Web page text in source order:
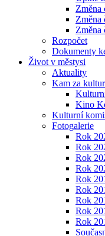
Změna
Změna
Změna
Rozpočet
Dokumenty
Život v městysi
Aktuality
Kam za
Kino
Kulturní
Fotogalerie
Rok
Rok
Rok
Rok
Rok
Rok
Rok
Rok
Rok